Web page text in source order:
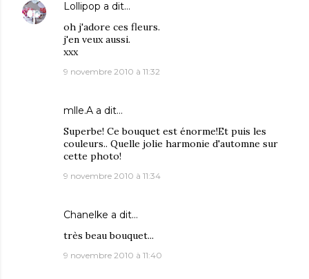
Lollipop a dit…
oh j'adore ces fleurs.
j'en veux aussi.
xxx
9 novembre 2010 à 11:32
mlle.A a dit…
Superbe! Ce bouquet est énorme!Et puis les
couleurs.. Quelle jolie harmonie d'automne sur
cette photo!
9 novembre 2010 à 11:34
Chanelke a dit…
très beau bouquet...
9 novembre 2010 à 11:40